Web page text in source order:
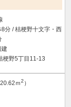
8分 / 桔梗野十文字・西
建
梗野5丁目11-13
ｍ2 ）